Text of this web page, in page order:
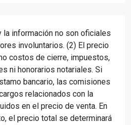
la información no son oficiales
involuntarios. (2) El precio
costos de cierre, impuestos,
ni honorarios notariales. Si
bancario, las comisiones
relacionados con la
en el precio de venta. En
el precio total se determinará